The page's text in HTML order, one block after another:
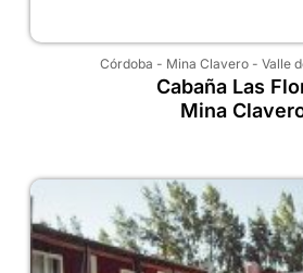
Córdoba - Mina Clavero - Valle
Cabaña Las
Mina